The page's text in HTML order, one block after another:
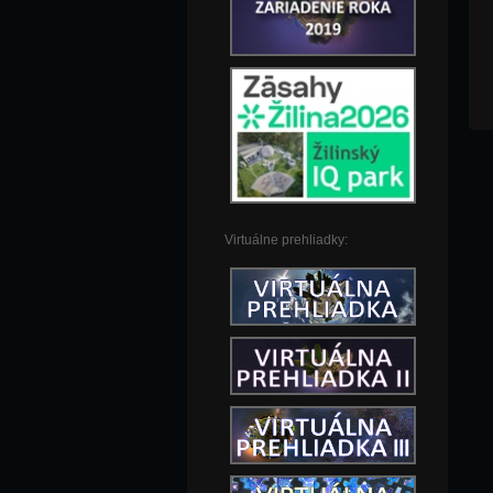
Virtuálne prehliadky: